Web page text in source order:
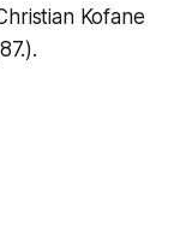
Kofane